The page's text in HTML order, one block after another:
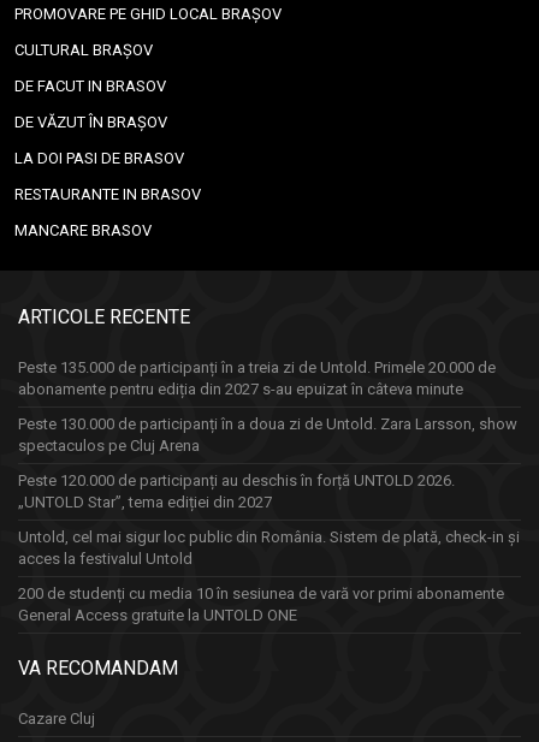
PROMOVARE PE GHID LOCAL BRAȘOV
CULTURAL BRAȘOV
DE FACUT IN BRASOV
DE VĂZUT ÎN BRAȘOV
LA DOI PASI DE BRASOV
RESTAURANTE IN BRASOV
MANCARE BRASOV
ARTICOLE RECENTE
Peste 135.000 de participanți în a treia zi de Untold. Primele 20.000 de
abonamente pentru ediția din 2027 s-au epuizat în câteva minute
Peste 130.000 de participanți în a doua zi de Untold. Zara Larsson, show
spectaculos pe Cluj Arena
Peste 120.000 de participanți au deschis în forță UNTOLD 2026.
„UNTOLD Star”, tema ediției din 2027
Untold, cel mai sigur loc public din România. Sistem de plată, check-in și
acces la festivalul Untold
200 de studenți cu media 10 în sesiunea de vară vor primi abonamente
General Access gratuite la UNTOLD ONE
VA RECOMANDAM
Cazare Cluj